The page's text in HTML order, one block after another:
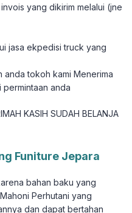
yang dikirim melalui (jne
jasa ekpedisi truck yang
anda tokoh kami Menerima
anda
KASIH SUDAH BELANJA
Funiture Jepara
bahan baku yang
Perhutani yang
dan dapat bertahan